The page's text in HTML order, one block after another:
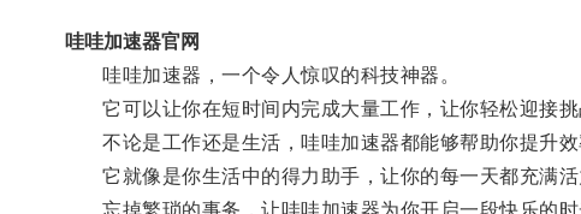
哇哇加速器官网
哇哇加速器，一个令人惊叹的科技神器。
它可以让你在短时间内完成大量工作，让你轻松迎接挑
不论是工作还是生活，哇哇加速器都能够帮助你提升效
它就像是你生活中的得力助手，让你的每一天都充满活
忘掉繁琐的事务，让哇哇加速器为你开启一段快乐的时